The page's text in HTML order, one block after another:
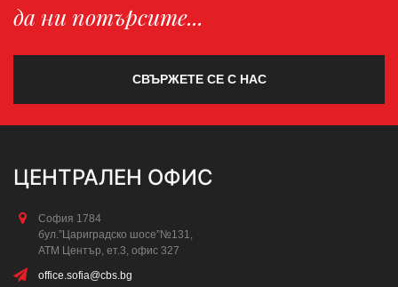
да ни потърсите...
СВЪРЖЕТЕ СЕ С НАС
ЦЕНТРАЛЕН ОФИС
София 1784
бул.”Цариградско шосе”№131,
АТМ Център, ет.3, офис 327
office.sofia@cbs.bg